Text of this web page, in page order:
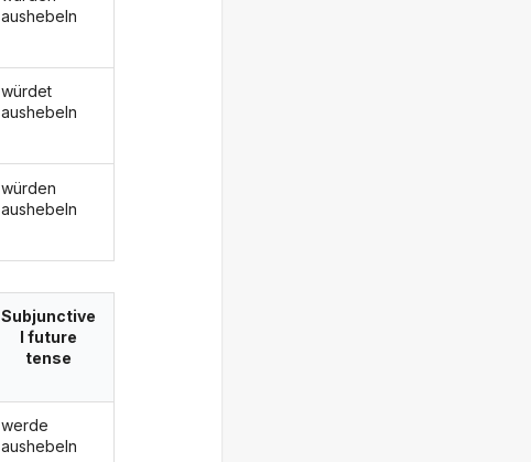
aushebeln
würdet
aushebeln
würden
aushebeln
Subjunctive
I future
tense
werde
aushebeln